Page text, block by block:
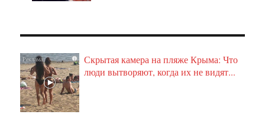
i
Скрытая камера на пляже Крыма: Что
люди вытворяют, когда их не видят...